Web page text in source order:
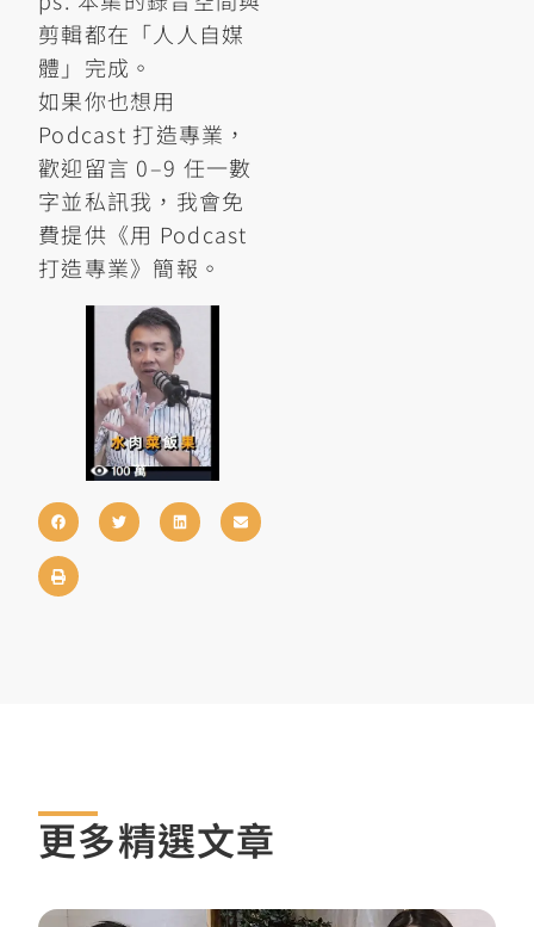
剪輯都在「人人自媒
體」完成。
如果你也想用
Podcast 打造專業，
歡迎留言 0–9 任一數
字並私訊我，我會免
費提供《用 Podcast
打造專業》簡報。
更多精選文章